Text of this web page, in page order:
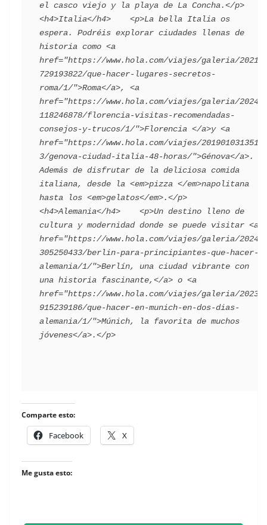
el casco viejo y la playa de La Concha.</p>
<h4>Italia</h4>    <p>La bella Italia os
espera. Podréis explorar ciudades llenas de
historia como <a
href="https://www.hola.com/viajes/galeria/20210
729193822/que-hacer-lugares-secretos-
roma/1/">Roma</a>, <a
href="https://www.hola.com/viajes/galeria/20240
118246878/florencia-visitas-recomendadas-
consejos-y-trucos/1/">Florencia </a>y <a
href="https://www.hola.com/viajes/2019010313516
3/genova-ciudad-italia-48-horas/">Génova</a>.
Además de disfrutar de la deliciosa comida
italiana, desde la <em>pizza </em>napolitana
hasta los <em>gelatos</em>.</p>
<h4>Alemania</h4>    <p>Un destino lleno de
cultura y modernidad donde se puede visitar <a
href="https://www.hola.com/viajes/galeria/20240
305250433/berlin-para-principiantes-que-hacer-
alemania/1/">Berlín, una ciudad vibrante con
una historia fascinante,</a> o <a
href="https://www.hola.com/viajes/galeria/20230
915239186/que-hacer-en-munich-en-dos-dias-
alemania/1/">Múnich, la favorita de muchos
Comparte esto:
Facebook X
Me gusta esto: